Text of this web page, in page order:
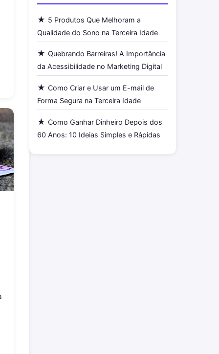
★ 5 Produtos Que Melhoram a
Qualidade do Sono na Terceira Idade
★ Quebrando Barreiras! A Importância
da Acessibilidade no Marketing Digital
★ Como Criar e Usar um E-mail de
Forma Segura na Terceira Idade
★ Como Ganhar Dinheiro Depois dos
60 Anos: 10 Ideias Simples e Rápidas